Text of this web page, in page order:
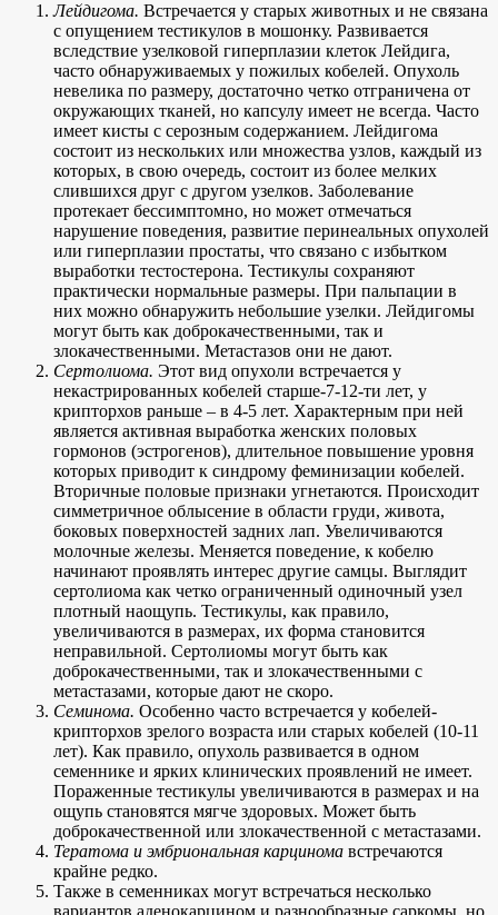
Лейдигома. Встречается у старых животных и не связана
с опущением тестикулов в мошонку. Развивается
вследствие узелковой гиперплазии клеток Лейдига,
часто обнаруживаемых у пожилых кобелей. Опухоль
невелика по размеру, достаточно четко отграничена от
окружающих тканей, но капсулу имеет не всегда. Часто
имеет кисты с серозным содержанием. Лейдигома
состоит из нескольких или множества узлов, каждый из
которых, в свою очередь, состоит из более мелких
слившихся друг с другом узелков. Заболевание
протекает бессимптомно, но может отмечаться
нарушение поведения, развитие перинеальных опухолей
или гиперплазии простаты, что связано с избытком
выработки тестостерона. Тестикулы сохраняют
практически нормальные размеры. При пальпации в
них можно обнаружить небольшие узелки. Лейдигомы
могут быть как доброкачественными, так и
злокачественными. Метастазов они не дают.
Сертолиома. Этот вид опухоли встречается у
некастрированных кобелей старше-7-12-ти лет, у
крипторхов раньше – в 4-5 лет. Характерным при ней
является активная выработка женских половых
гормонов (эстрогенов), длительное повышение уровня
которых приводит к синдрому феминизации кобелей.
Вторичные половые признаки угнетаются. Происходит
симметричное облысение в области груди, живота,
боковых поверхностей задних лап. Увеличиваются
молочные железы. Меняется поведение, к кобелю
начинают проявлять интерес другие самцы. Выглядит
сертолиома как четко ограниченный одиночный узел
плотный наощупь. Тестикулы, как правило,
увеличиваются в размерах, их форма становится
неправильной. Сертолиомы могут быть как
доброкачественными, так и злокачественными с
метастазами, которые дают не скоро.
Семинома. Особенно часто встречается у кобелей-
крипторхов зрелого возраста или старых кобелей (10-11
лет). Как правило, опухоль развивается в одном
семеннике и ярких клинических проявлений не имеет.
Пораженные тестикулы увеличиваются в размерах и на
ощупь становятся мягче здоровых. Может быть
доброкачественной или злокачественной с метастазами.
Тератома и эмбриональная карцинома встречаются
крайне редко.
Также в семенниках могут встречаться несколько
вариантов аденокарцином и разнообразные саркомы, но